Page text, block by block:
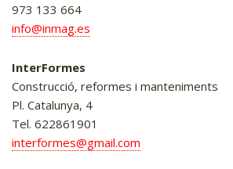
973 133 664
info@inmag.es
InterFormes
Construcció, reformes i manteniments
Pl. Catalunya, 4
Tel. 622861901
interformes@gmail.com